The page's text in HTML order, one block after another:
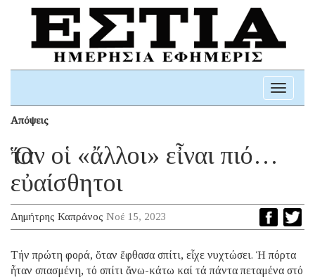
Toggle
Απόψεις
Ὅταν οἱ «ἄλλοι» εἶναι πιό…
εὐαίσθητοι
Δημήτρης Καπράνος Νοέ 15, 2023
Τήν πρώτη φορά, ὅταν ἔφθασα σπίτι, εἶχε νυχτώσει. Ἡ πόρτα
ἦταν σπασμένη, τό σπίτι ἄνω-κάτω καί τά πάντα πεταμένα στό